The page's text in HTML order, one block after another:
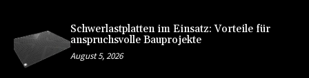
Schwerlastplatten im Einsatz: Vorteile für
anspruchsvolle Bauprojekte
August 5, 2026